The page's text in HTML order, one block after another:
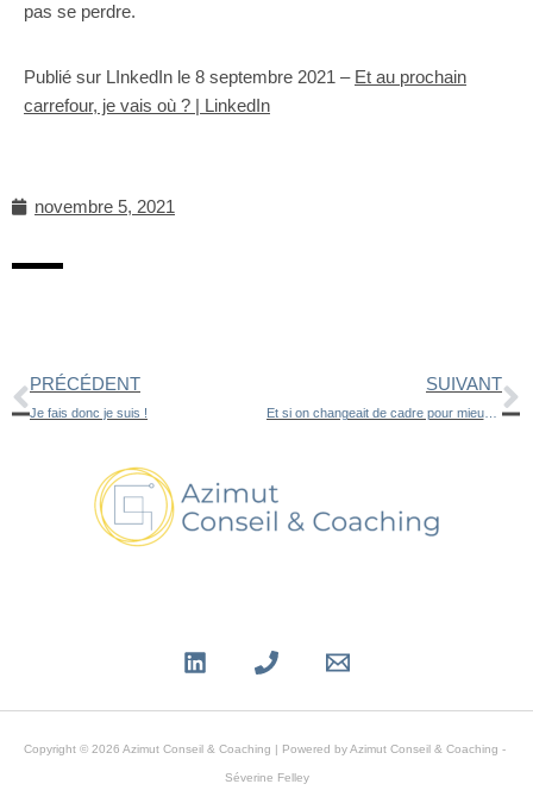
pas se perdre.
Publié sur LInkedIn le 8 septembre 2021 – Et au prochain
carrefour, je vais où ? | LinkedIn
novembre 5, 2021
PRÉCÉDENT
Je fais donc je suis !
SUIVANT
Et si on changeait de cadre pour mieux avancer?
Copyright © 2026 Azimut Conseil & Coaching | Powered by Azimut Conseil & Coaching -
Séverine Felley